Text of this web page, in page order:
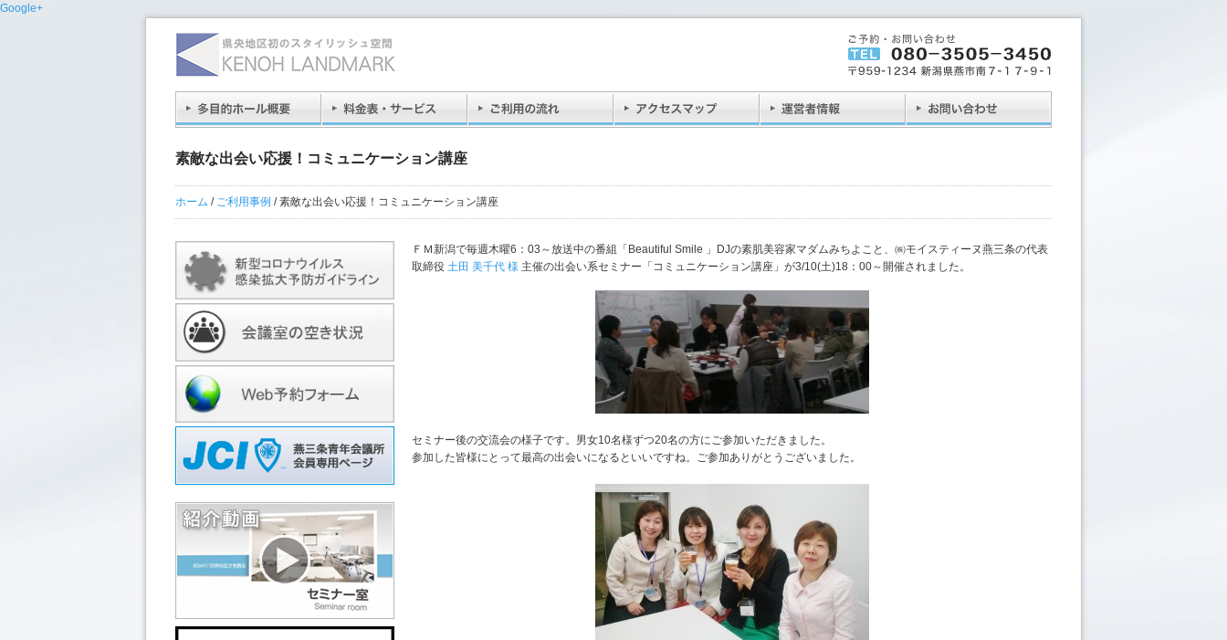
Google+
素敵な出会い応援！コミュニケーション講座
ホーム / ご利用事例 /素敵な出会い応援！コミュニケーション講座
ＦＭ新潟で毎週木曜6：03～放送中の番組「Beautiful Smile 」DJの素肌美容家マダムみちよこと、㈱モイスティーヌ燕三条の代表
取締役 土田 美千代 様 主催の出会い系セミナー「コミュニケーション講座」が3/10(土)18：00～開催されました。
セミナー後の交流会の様子です。男女10名様ずつ20名の方にご参加いただきました。
参加した皆様にとって最高の出会いになるといいですね。ご参加ありがとうございました。